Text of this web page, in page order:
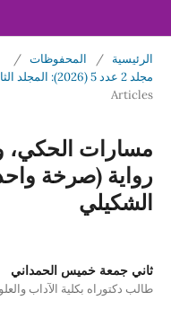
الرئيسية / المحفوظات /
مجلد 2 عدد 5 (2026): المجلد الثاني، العدد الخامس، مارس 2026
Articles
مسارات الحكي،
رواية (صرخة
الشكيلي
ثاني جمعة خميس الحمداني
طالب دكتوراه بكلية الآداب